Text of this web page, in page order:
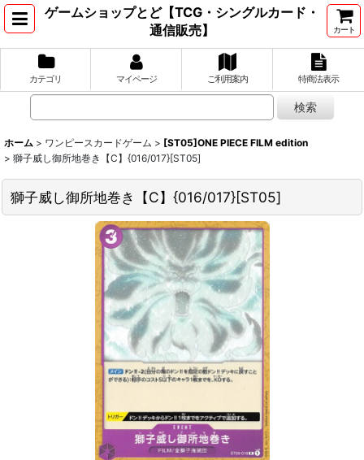
ゲームショップとど【TCG・シングルカード・
通信販売】
カート
カテゴリ マイページ ご利用案内 特商法表示
ホーム > ワンピースカードゲーム > [ST05]ONE PIECE FILM edition
> 獅子威し御所地巻き【C】{016/017}[ST05]
獅子威し御所地巻き【C】{016/017}[ST05]